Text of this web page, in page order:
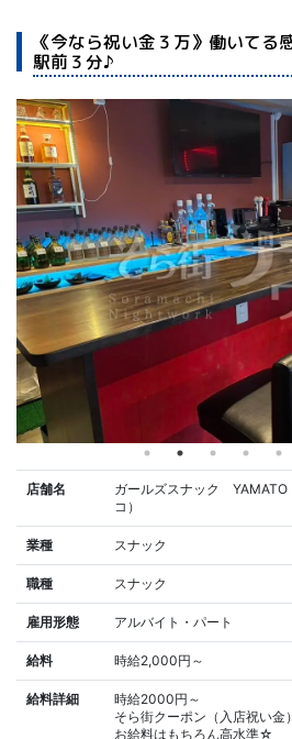
《今なら祝い金３万》働いてる
駅前３分♪
店舗名
ガールズスナック YAMATO
コ）
業種 スナック
職種 スナック
雇用形態 アルバイト・パート
給料 時給2,000円～
給料詳細
時給2000円～
そら街クーポン（入店祝い金
お給料はもちろん高水準☆